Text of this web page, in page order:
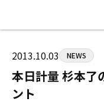
HOME
ジムについて
トレーニング
2013.10.03 NEWS
本日計量 杉本了
ント